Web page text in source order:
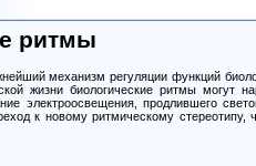
ритмы
механизм регуляции функций
жизни биологические ритмы могут
электроосвещения, продлившего
к новому ритмическому